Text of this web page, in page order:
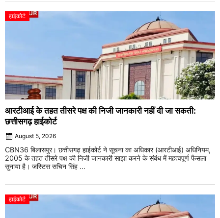
हाईकोर्ट
आरटीआई के तहत तीसरे पक्ष की निजी जानकारी नहीं दी जा सकती:
छत्तीसगढ़ हाईकोर्ट
August 5, 2026
CBN36 बिलासपुर। छत्तीसगढ़ हाईकोर्ट ने सूचना का अधिकार (आरटीआई) अधिनियम,
2005 के तहत तीसरे पक्ष की निजी जानकारी साझा करने के संबंध में महत्वपूर्ण फैसला
सुनाया है। जस्टिस सचिन सिंह ...
हाईकोर्ट